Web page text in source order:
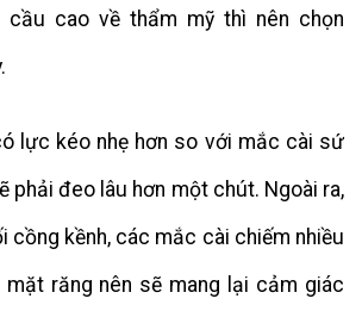
cầu cao về thẩm mỹ thì nên chọn
lực kéo nhẹ hơn so với mắc cài sứ
phải đeo lâu hơn một chút. Ngoài ra,
cồng kềnh, các mắc cài chiếm nhiều
răng nên sẽ mang lại cảm giác